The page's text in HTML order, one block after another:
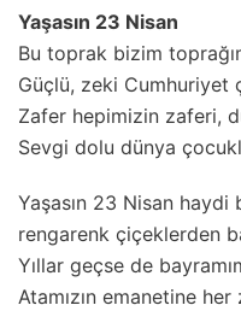
Yaşasın 23 Nisan
Bu toprak bizim
Güçlü, zeki Cumhuriyet
Zafer hepimizin zaferi,
Sevgi dolu dünya
Yaşasın 23 Nisan haydi
rengarenk çiçeklerden
Yıllar geçse de
Atamızın emanetine her